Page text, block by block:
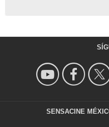
SENSACINE